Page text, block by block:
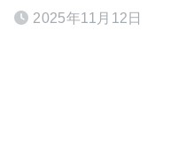
2025年11月12日